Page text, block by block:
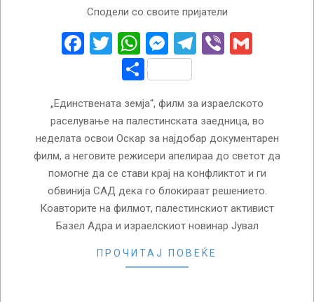
Сподели со своите пријатели
Facebook
Twitter
WhatsApp
Messenger
Telegram
Viber
Share
„Единствената земја“, филм за израелското
раселување на палестинската заедница, во
неделата освои Оскар за најдобар документарен
филм, а неговите режисери апелираа до светот да
помогне да се стави крај на конфликтот и ги
обвинија САД дека го блокираат решението.
Коавторите на филмот, палестинскиот активист
Базел Адра и израелскиот новинар Јувал
ПРОЧИТАЈ ПОВЕЌЕ